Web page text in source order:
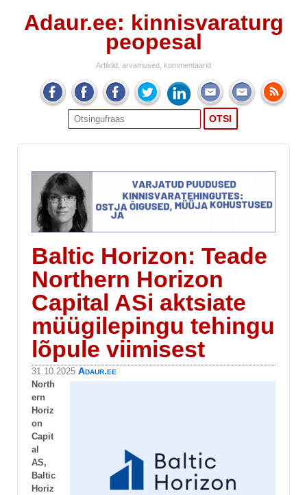
Adaur.ee: kinnisvaraturg
peopesal
Artiklid, arvamused, kommentaarid
Search
for:
Baltic Horizon: Teade
Northern Horizon
Capital ASi aktsiate
müügilepingu tehingu
lõpule viimisest
31.10.2025 Adaur.ee
North
ern
Horiz
on
Capit
al
AS,
Baltic
Horiz